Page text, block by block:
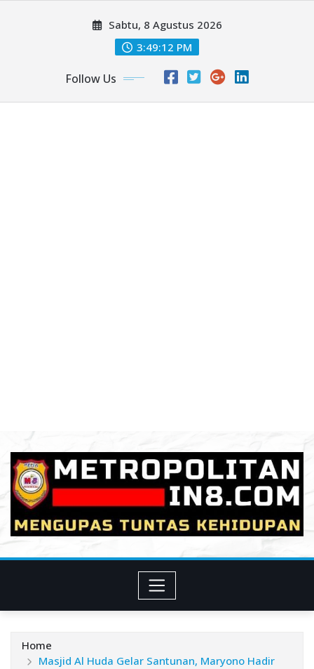
Sabtu, 8 Agustus 2026
3:49:13 PM
Follow Us
Home
Masjid Al Huda Gelar Santunan, Maryono Hadir